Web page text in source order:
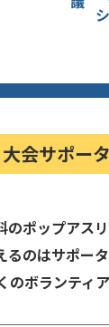
大会サポー
のポップアスリ
るのはサポー
のボランティア